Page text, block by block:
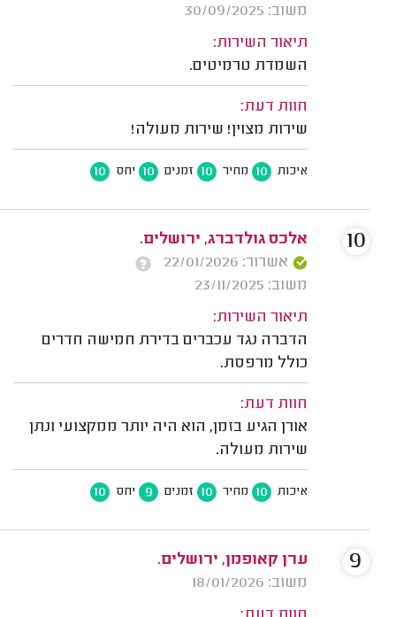
משוב: 30/09/2025
תיאור השירות:
השמדת טרמיטים.
חוות דעת:
שירות מצוין! שירות מעולה!
איכות 10 מחיר 10 זמנים 10 יחס 10
אלכס גולדברג, ירושלים.
אשרור: 22/01/2026
משוב: 23/11/2025
תיאור השירות:
הדברה נגד עכברים בדירת חמישה חדרים
כולל מרפסת.
חוות דעת:
אורן הגיע בזמן, הוא היה יותר ממקצועי ונתן
שירות מעולה.
איכות 10 מחיר 10 זמנים 9 יחס 10
10
ערן קאופמן, ירושלים.
משוב: 18/01/2026
9